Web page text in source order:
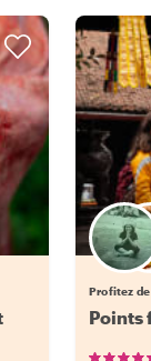
Profitez
Points